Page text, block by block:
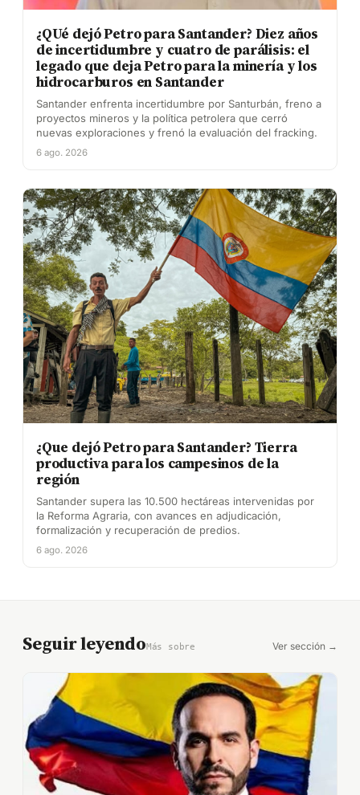
¿QUé dejó Petro para Santander? Diez años
de incertidumbre y cuatro de parálisis: el
legado que deja Petro para la minería y los
hidrocarburos en Santander
Santander enfrenta incertidumbre por Santurbán, freno a
proyectos mineros y la política petrolera que cerró
nuevas exploraciones y frenó la evaluación del fracking.
6 ago. 2026
¿Que dejó Petro para Santander? Tierra
productiva para los campesinos de la
región
Santander supera las 10.500 hectáreas intervenidas por
la Reforma Agraria, con avances en adjudicación,
formalización y recuperación de predios.
6 ago. 2026
Seguir leyendoMás sobre Ver sección →